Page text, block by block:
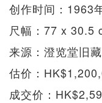
创作时间：1963
尺幅：77 x 30.5
来源：澄览堂旧藏
估价：
成交价：